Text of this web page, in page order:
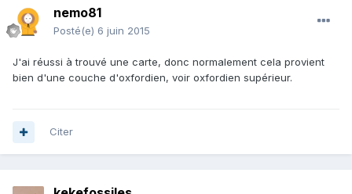
nemo81
Posté(e) 6 juin 2015
J'ai réussi à trouvé une carte, donc normalement cela provient
bien d'une couche d'oxfordien, voir oxfordien supérieur.
Citer